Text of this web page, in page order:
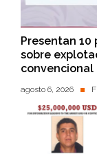
Presentan 10
sobre
convencional
agosto 6, 2026